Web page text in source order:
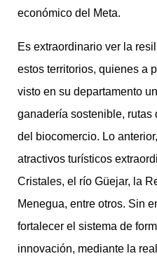
económico del Meta.
Es extraordinario ver la
estos territorios, quienes a
visto en su departamento
ganadería sostenible, rutas
del biocomercio. Lo
atractivos turísticos
Cristales, el río Güejar, la
Menegua, entre otros. Sin
fortalecer el sistema de
innovación, mediante la